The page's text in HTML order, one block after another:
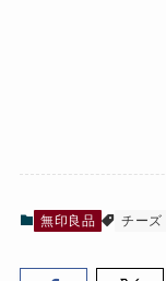
無印良品 チーズ